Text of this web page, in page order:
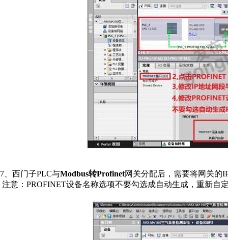
7 、西门子PLC与Modbus转Profinet网关分配后，需要将网关的
注意： PROFINET设备名称选项不要勾选成自动生成，重新自